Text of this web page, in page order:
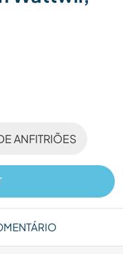
ANFITRIÕES